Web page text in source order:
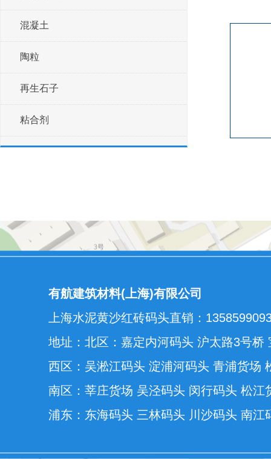
混凝土
陶粒
再生石子
粘合剂
有航建筑材料(上海)有限公司
上海水泥黄沙红砖码头直销：
地址：北区：嘉定内河码头 沪太路3号
西区：吴淞江码头 淀浦河码头 青浦货场
南区：莘庄货场 吴泾码头 闵行码头 松江
浦东：东海码头 三林码头 川沙码头 南江